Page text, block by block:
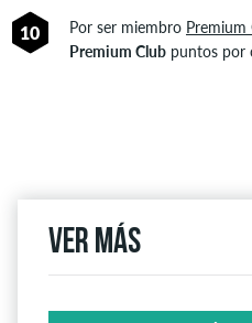
10 Por ser miembro Premium
Premium Clubpuntos por
Ver más